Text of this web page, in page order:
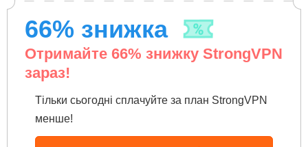
66% знижка
Отримайте 66% знижку StrongVPN
зараз!
Тільки сьогодні сплачуйте за план StrongVPN
менше!